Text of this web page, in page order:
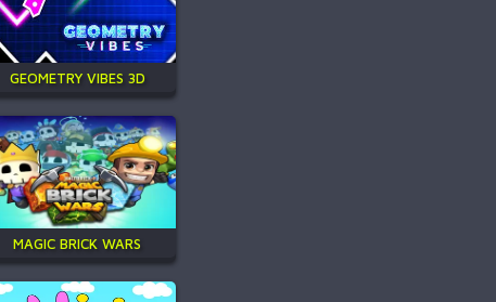
GEOMETRY VIBES 3D
MAGIC BRICK WARS